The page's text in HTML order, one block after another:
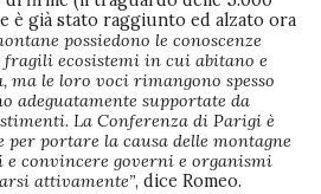
è già stato raggiunto ed alzato ora
possiedono le conoscenze
ecosistemi in cui abitano e
le loro voci rimangono spesso
adeguatamente supportate da
La Conferenza di Parigi è
per portare la causa delle montagne
convincere governi e organismi
attivamente”, dice Romeo.